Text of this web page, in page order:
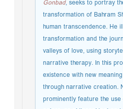
Gonbad, seeks to portray
transformation of Bahram
human transcendence.
transformation and the
valleys of love, using
narrative therapy. In this
existence with new
through narrative creation.
prominently feature the